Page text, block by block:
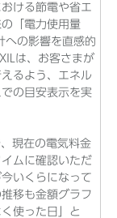
ける節電や省エ
「電力使用量
への影響を直感的
は、お客さまが
るよう、エネル
の目安表示を実
現在の電気料金
ムに確認いただ
いくらになって
移も金額グラフ
使った日」と